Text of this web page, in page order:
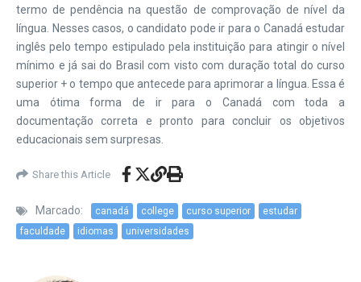
termo de pendência na questão de comprovação de nível da
língua. Nesses casos, o candidato pode ir para o Canadá estudar
inglês pelo tempo estipulado pela instituição para atingir o nível
mínimo e já sai do Brasil com visto com duração total do curso
superior + o tempo que antecede para aprimorar a língua. Essa é
uma ótima forma de ir para o Canadá com toda a
documentação correta e pronto para concluir os objetivos
educacionais sem surpresas.
Share this Article
Marcado: canadá college curso superior
estudar
faculdade
idiomas universidades